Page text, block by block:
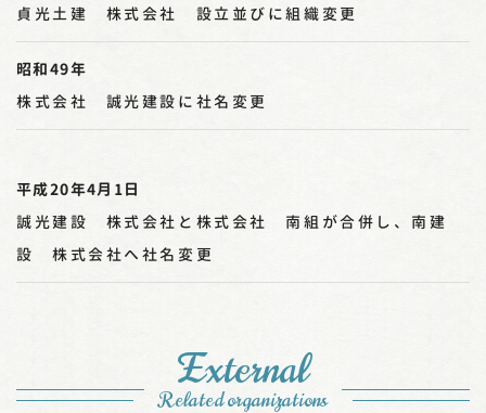
貞光土建 株式会社 設立並びに組織変更
昭和49年
株式会社 誠光建設に社名変更
平成20年4月1日
誠光建設 株式会社と株式会社 南組が合併し、南建
設 株式会社へ社名変更
External
Related organizations